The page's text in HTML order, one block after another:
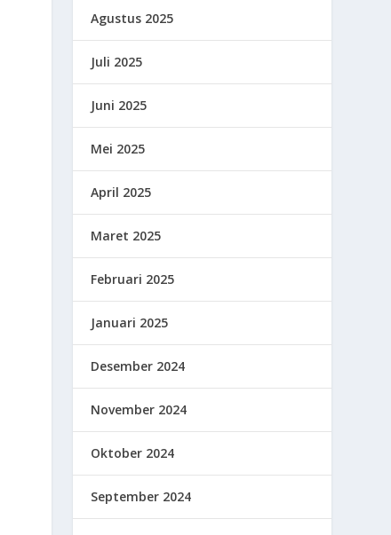
Agustus 2025
Juli 2025
Juni 2025
Mei 2025
April 2025
Maret 2025
Februari 2025
Januari 2025
Desember 2024
November 2024
Oktober 2024
September 2024